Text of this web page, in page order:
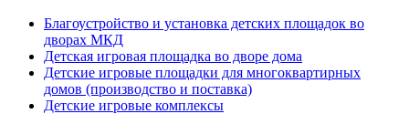
Благоустройство и установка детских площадок во
дворах МКД
Детская игровая площадка во дворе дома
Детские игровые площадки для многоквартирных
домов (производство и поставка)
Детские игровые комплексы